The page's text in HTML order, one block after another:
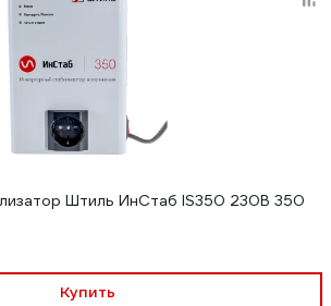
Штиль ИнСтаб IS350 230В 350
Купить